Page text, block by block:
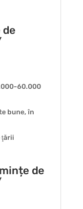
60.000
bune, în
ţării
de